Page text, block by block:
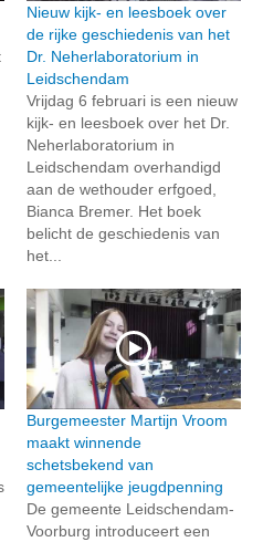
Nieuw kijk- en leesboek over
de rijke geschiedenis van het
Dr. Neherlaboratorium in
Leidschendam
Vrijdag 6 februari is een nieuw
kijk- en leesboek over het Dr.
Neherlaboratorium in
Leidschendam overhandigd
aan de wethouder erfgoed,
Bianca Bremer. Het boek
belicht de geschiedenis van
het...
Burgemeester Martijn Vroom
maakt winnende
schetsbekend van
gemeentelijke jeugdpenning
De gemeente Leidschendam-
Voorburg introduceert een